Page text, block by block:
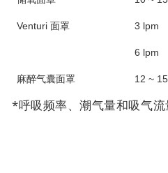
Venturi 面罩 3 lpm
6 lpm
麻醉气囊面罩 12 ~
*呼吸频率、潮气量和吸气